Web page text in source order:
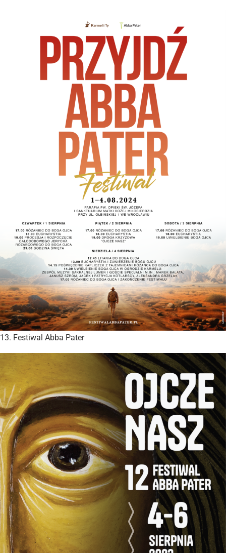
13. Festiwal Abba Pater